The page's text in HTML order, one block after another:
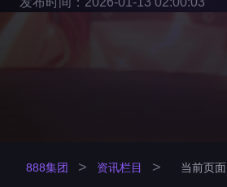
888集团 > 资讯栏目 > 当前页面